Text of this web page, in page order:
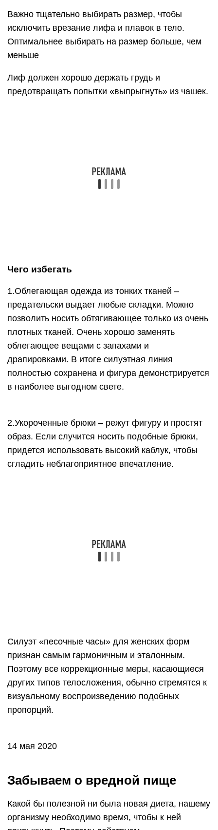
Важно тщательно выбирать размер, чтобы
исключить врезание лифа и плавок в тело.
Оптимальнее выбирать на размер больше, чем
меньше
Лиф должен хорошо держать грудь и
предотвращать попытки «выпрыгнуть» из чашек.
Чего избегать
1.Облегающая одежда из тонких тканей –
предательски выдает любые складки. Можно
позволить носить обтягивающее только из очень
плотных тканей. Очень хорошо заменять
облегающее вещами с запахами и
драпировками. В итоге силуэтная линия
полностью сохранена и фигура демонстрируется
в наиболее выгодном свете.
2.Укороченные брюки – режут фигуру и простят
образ. Если случится носить подобные брюки,
придется использовать высокий каблук, чтобы
сгладить неблагоприятное впечатление.
Силуэт «песочные часы» для женских форм
признан самым гармоничным и эталонным.
Поэтому все коррекционные меры, касающиеся
других типов телосложения, обычно стремятся к
визуальному воспроизведению подобных
пропорций.
14 мая 2020
Забываем о вредной пище
Какой бы полезной ни была новая диета, нашему
организму необходимо время, чтобы к ней